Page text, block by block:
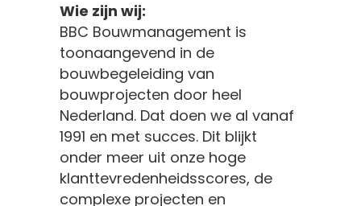
Wie zijn wij:
BBC Bouwmanagement is
toonaangevend in de
bouwbegeleiding van
bouwprojecten door heel
Nederland. Dat doen we al vanaf
1991 en met succes. Dit blijkt
onder meer uit onze hoge
klanttevredenheidsscores, de
complexe projecten en